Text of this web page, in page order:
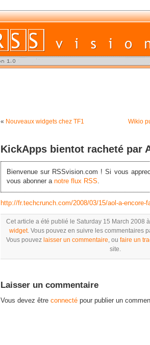
« Nouveaux widgets chez TF1 Wikio
KickApps bientot racheté par
Bienvenue sur RSSvision.com ! Si vous
vous abonner anotre flux RSS.
http://fr.techcrunch.com/2008/03/15/aol-a-encore-
Cet article a été publié le Saturday 15 March 2008
widget. Vous pouvez en suivre les commentaires
Vous pouvez laisser un commentaire , ou faire un
site.
Laisser un commentaire
Vous devez être connecté pour publier un